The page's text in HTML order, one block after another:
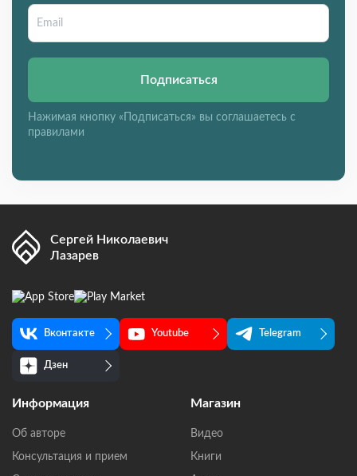
Подписаться
Нажимая кнопку «Подписаться» вы соглашаетесь с
правилами
Сергей Николаевич
Лазарев
Вконтакте Youtube Telegram
Дзен
Информация
Об авторе
Консультация и прием
Магазин
Видео
Книги